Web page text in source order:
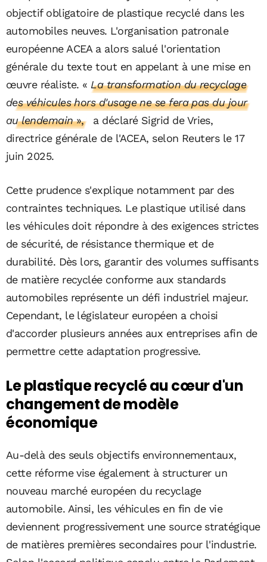
objectif obligatoire de plastique recyclé dans les
automobiles neuves. L'organisation patronale
européenne ACEA a alors salué l'orientation
générale du texte tout en appelant à une mise en
œuvre réaliste. « La transformation du recyclage
des véhicules hors d'usage ne se fera pas du jour
au lendemain»,
a déclaré Sigrid de Vries,
directrice générale de l'ACEA, selon Reuters le 17
juin 2025.
Cette prudence s'explique notamment par des
contraintes techniques. Le plastique utilisé dans
les véhicules doit répondre à des exigences strictes
de sécurité, de résistance thermique et de
durabilité. Dès lors, garantir des volumes suffisants
de matière recyclée conforme aux standards
automobiles représente un défi industriel majeur.
Cependant, le législateur européen a choisi
d'accorder plusieurs années aux entreprises afin de
permettre cette adaptation progressive.
Le plastique recyclé au cœur d'un
changement de modèle
économique
Au-delà des seuls objectifs environnementaux,
cette réforme vise également à structurer un
nouveau marché européen du recyclage
automobile. Ainsi, les véhicules en fin de vie
deviennent progressivement une source stratégique
de matières premières secondaires pour l'industrie.